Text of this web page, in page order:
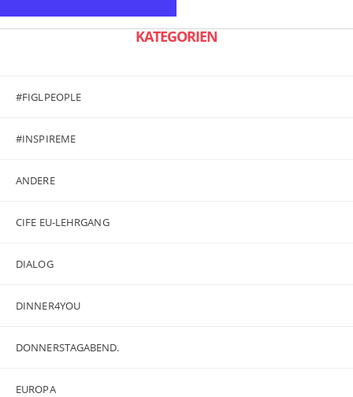
KATEGORIEN
#FIGLPEOPLE
#INSPIREME
ANDERE
CIFE EU-LEHRGANG
DIALOG
DINNER4YOU
DONNERSTAGABEND.
EUROPA